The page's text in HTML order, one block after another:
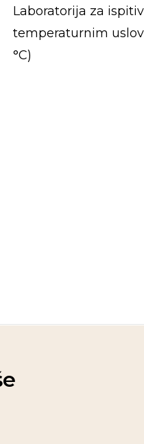
Laboratorija za
temperaturnim
°C)